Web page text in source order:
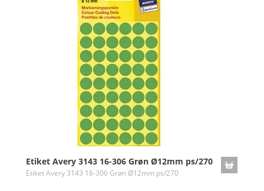
Etiket Avery 3143 16-306 Grøn Ø12mm ps/270
Etiket Avery 3143 16-306 Grøn Ø12mm ps/270